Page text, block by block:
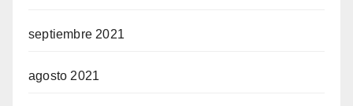
septiembre 2021
agosto 2021